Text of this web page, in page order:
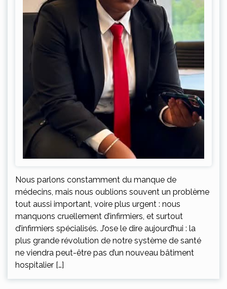
Nous parlons constamment du manque de
médecins, mais nous oublions souvent un problème
tout aussi important, voire plus urgent : nous
manquons cruellement d’infirmiers, et surtout
d’infirmiers spécialisés. J’ose le dire aujourd’hui : la
plus grande révolution de notre système de santé
ne viendra peut-être pas d’un nouveau bâtiment
hospitalier […]